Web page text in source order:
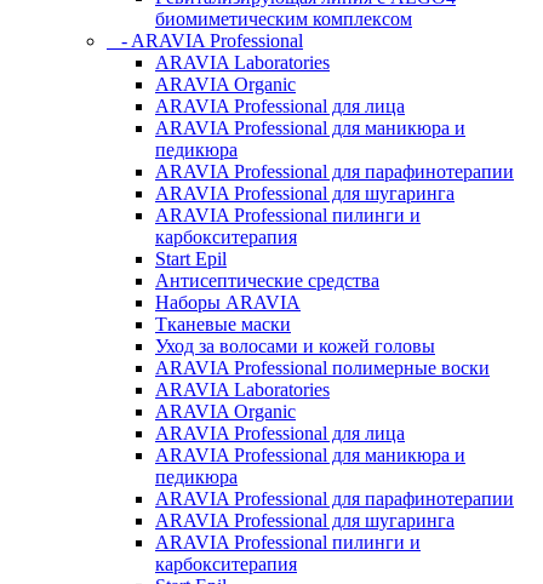
биомиметическим комплексом
- ARAVIA Professional
ARAVIA Laboratories
ARAVIA Organic
ARAVIA Professional для лица
ARAVIA Professional для маникюра и
педикюра
ARAVIA Professional для парафинотерапии
ARAVIA Professional для шугаринга
ARAVIA Professional пилинги и
карбокситерапия
Start Epil
Антисептические средства
Наборы ARAVIA
Тканевые маски
Уход за волосами и кожей головы
ARAVIA Professional полимерные воски
ARAVIA Laboratories
ARAVIA Organic
ARAVIA Professional для лица
ARAVIA Professional для маникюра и
педикюра
ARAVIA Professional для парафинотерапии
ARAVIA Professional для шугаринга
ARAVIA Professional пилинги и
карбокситерапия